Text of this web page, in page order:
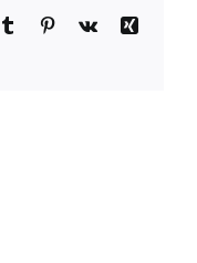
Tumblr Pinterest
Vk
Xing